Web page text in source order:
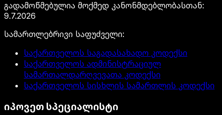
გადამოწმებულია მოქმედ კანონმდებლობასთან:
9.7.2026
სამართლებრივი საფუძველი:
საქართველოს საგადასახადო კოდექსი
საქართველოს ადმინისტრაციულ
სამართალდარღვევათა კოდექსი
საქართველოს სისხლის სამართლის კოდექსი
იპოვეთ სპეციალისტი